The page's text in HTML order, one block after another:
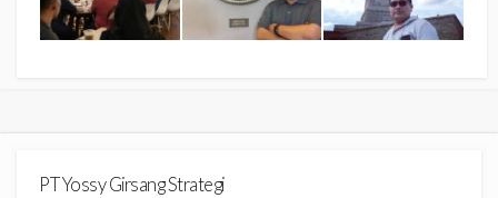
PT Yossy Girsang Strategi